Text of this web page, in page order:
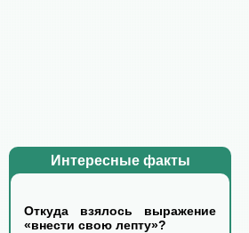
Интересные факты
Откуда взялось выражение
«внести свою лепту»?